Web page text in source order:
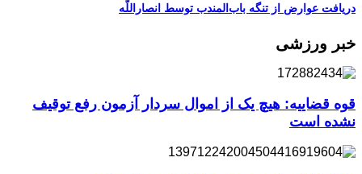
دریافت عوارض از تنگه باب‌المندب توسط انصاراللّه
خبر ورزشی
قوه قضاییه: هیچ یک از اموال سردار آزمون رفع توقیف
نشده است